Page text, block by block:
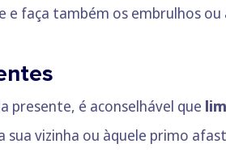
faça também os embrulhos
presente, é aconselhável que
vizinha ou àquele primo